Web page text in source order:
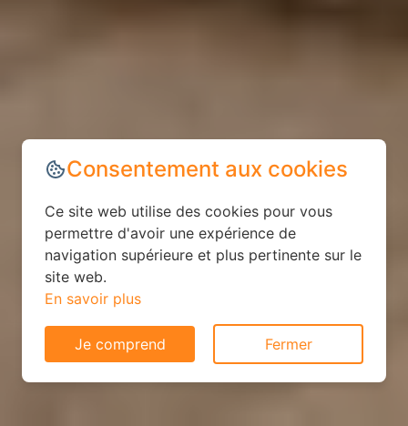
Consentement aux cookies
Ce site web utilise des cookies pour vous
permettre d'avoir une expérience de
navigation supérieure et plus pertinente sur le
site web.
En savoir plus
Je comprend Fermer